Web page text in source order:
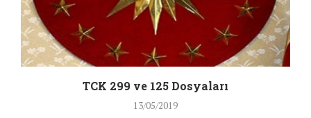
TCK 299 ve 125 Dosyaları
13/05/2019